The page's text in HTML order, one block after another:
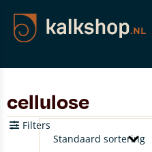
cellulose
Filters